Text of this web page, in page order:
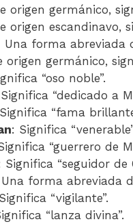
origen germánico,
origen escandinavo,
Una forma abreviada
origen germánico,
“oso noble”.
“dedicado a
“fama
: Significa
“guerrero de
Significa “seguidor de
forma abreviada
“vigilante”.
“lanza divina”.